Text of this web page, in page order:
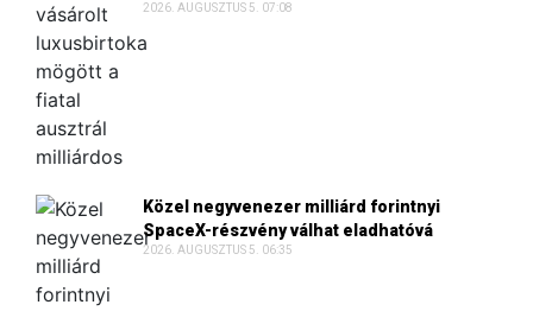
2026. AUGUSZTUS 5. 07:08
Közel negyvenezer milliárd forintnyi
SpaceX-részvény válhat eladhatóvá
2026. AUGUSZTUS 5. 06:35